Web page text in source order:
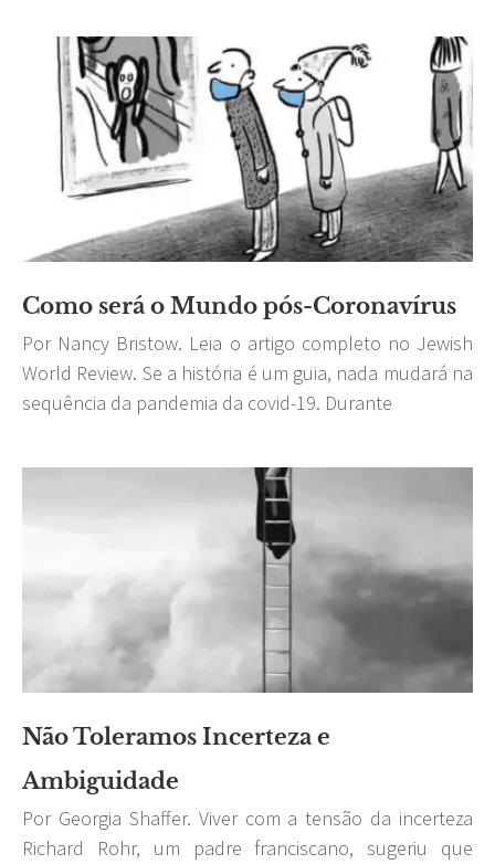
Como será o Mundo pós-Coronavírus
Por Nancy Bristow. Leia o artigo completo no Jewish
World Review. Se a história é um guia, nada mudará na
sequência da pandemia da covid-19. Durante
Não Toleramos Incerteza e
Ambiguidade
Por Georgia Shaffer. Viver com a tensão da incerteza
Richard Rohr, um padre franciscano, sugeriu que